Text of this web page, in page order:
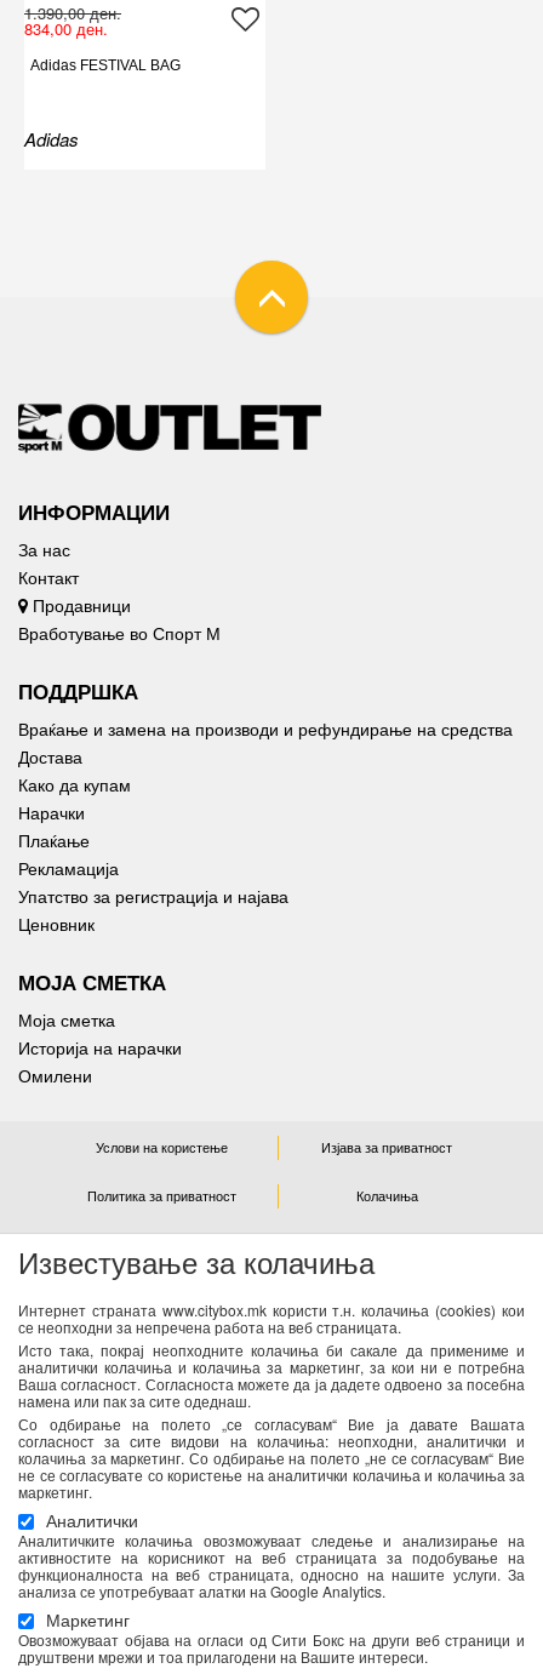
Известување за колачиња
Интернет страната www.citybox.mk користи т.н. колачиња (cookies) кои
се неопходни за непречена работа на веб страницата.
Исто така, покрај неопходните колачиња би сакале да примениме и
аналитички колачиња и колачиња за маркетинг, за кои ни е потребна
Ваша согласност. Согласноста можете да ја дадете одвоено за посебна
намена или пак за сите одеднаш.
Со одбирање на полето „се согласувам“ Вие ја давате Вашата
согласност за сите видови на колачиња: неопходни, аналитички и
колачиња за маркетинг. Со одбирање на полето „не се согласувам“ Вие
не се согласувате со користење на аналитички колачиња и колачиња за
маркетинг.
Аналитички
Аналитичките колачиња овозможуваат следење и анализирање на
активностите на корисникот на веб страницата за подобување на
функционалноста на веб страницата, односно на нашите услуги. За
анализа се употребуваат алатки на Google Analytics.
Маркетинг
Овозможуваат објава на огласи од Сити Бокс на други веб страници и
друштвени мрежи и тоа прилагодени на Вашите интереси.
1.390,00 ден.
834,00 ден.
Adidas FESTIVAL BAG
Adidas
ИНФОРМАЦИИ
За нас
Контакт
Продавници
Вработување во Спорт М
ПОДДРШКА
Враќање и замена на производи и рефундирање на средства
Достава
Како да купам
Нарачки
Плаќање
Рекламација
Упатство за регистрација и најава
Ценовник
МОЈА СМЕТКА
Моја сметка
Историја на нарачки
Омилени
Услови на користење Изјава за приватност
Политика за приватност Колачиња
NEWSLETTER
Се согласувам дека Спорт М ги користи моите лични
податоци од оваа форма за директен маркетинг
(информирање за новости и специјални понуди) преку е-
пошта. Податоците ќе бидат обработени во согласност со
важечките закони со кои се регулира заштитата на личните
податоци. Можете да ја повлечете Вашата согласност во
секое време. Повеќе информации се достапни тука